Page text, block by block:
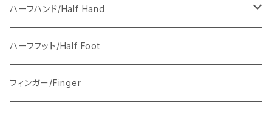
Anais（女性の手）
ワイヤーあり
ワイヤーなし
Axel（男性の手）
ハーフハンド/Half Hand
ワイヤーあり
ワイヤーなし
ハーフフット/Half Foot
フィンガー/Finger